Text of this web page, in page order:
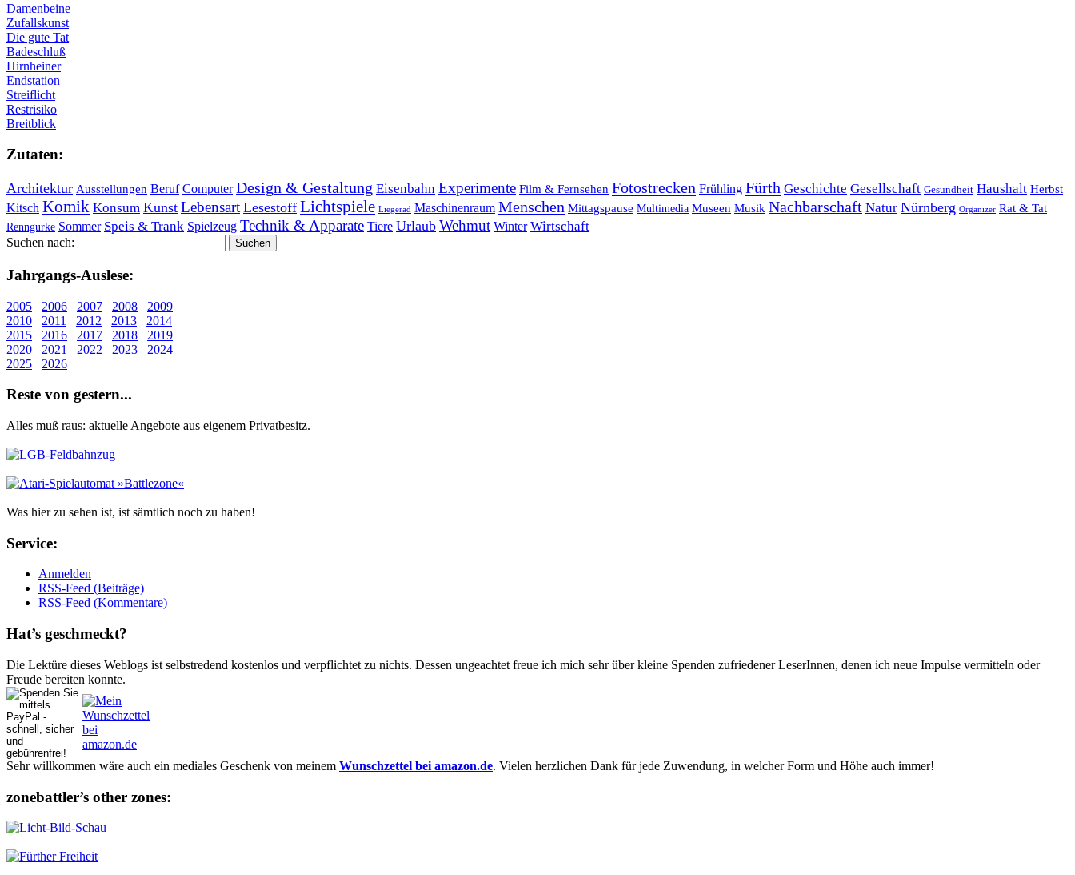
Damenbeine
Zufallskunst
Die gute Tat
Badeschluß
Hirnheiner
Endstation
Streiflicht
Restrisiko
Breitblick
Zu­ta­ten:
Architektur Ausstellungen Beruf Computer Design & Gestaltung Eisenbahn Experimente Film & Fernsehen Fotostrecken Frühling Fürth Geschichte Gesellschaft Gesundheit Haushalt Herbst
Kitsch Komik Konsum Kunst Lebensart Lesestoff Lichtspiele Liegerad Maschinenraum Menschen Mittagspause Multimedia Museen Musik Nachbarschaft Natur Nürnberg Organizer Rat & Tat
Renngurke Sommer Speis & Trank Spielzeug Technik & Apparate Tiere Urlaub Wehmut Winter Wirtschaft
Suchen nach:
Jahr­gangs-Aus­le­se:
2005 2006 2007 2008
2009
2010
2011 2012 2013
2014
2015
2016 2017 2018
2019
2020
2021 2022 2023
2024
2025
2026
Re­ste von ge­stern...
Alles muß raus: aktuelle An­ge­bo­te aus eigenem Privatbesitz.
Was hier zu sehen ist, ist sämt­lich noch zu haben!
Ser­vice:
Anmelden
RSS-Feed (Beiträge)
RSS-Feed (Kommentare)
Hat’s ge­schmeckt?
Die Lektüre dieses Weblogs ist selbstredend kostenlos und ver­pflich­tet zu nichts. Dessen un­ge­achtet freue ich mich sehr über kleine Spenden zufriedener Le­serInnen, denen ich neue Im­pul­se vermitteln oder
Freude bereiten konnte.
Sehr willkommen wäre auch ein mediales Geschenk von meinem Wunschzettel bei amazon.de. Vielen herzlichen Dank für jede Zuwendung, in welcher Form und Höhe auch immer!
zonebattler’s other zo­nes: